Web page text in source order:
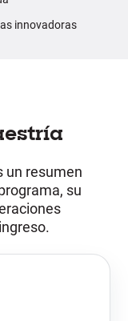
innovadoras
un resumen
su